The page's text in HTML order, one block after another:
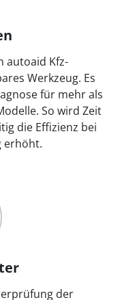
autoaid Kfz-
Werkzeug. Es
für mehr als
So wird Zeit
die Effizienz bei
erhöht.
der